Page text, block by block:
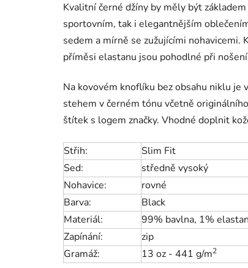
Kvalitní černé džíny by měly být
sportovním, tak i elegantnějším
sedem a mírně se zužujícími
příměsi elastanu jsou pohodlné při
Na kovovém knoflíku bez obsahu niklu je
stehem v černém tónu včetně
štítek s logem značky. Vhodné doplnit
Střih:
Slim Fit
Sed:
středně vysoký
Nohavice:
rovné
Barva:
Black
Materiál:
99% bavlna, 1% elastan
Zapínání:
zip
Gramáž:
13 oz - 441 g/m2